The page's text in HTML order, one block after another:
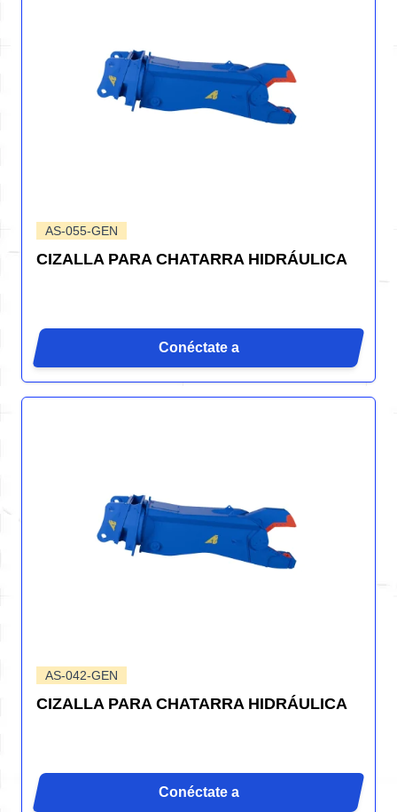
AS-055-GEN
CIZALLA PARA CHATARRA HIDRÁULICA
Conéctate a
AS-042-GEN
CIZALLA PARA CHATARRA HIDRÁULICA
Conéctate a